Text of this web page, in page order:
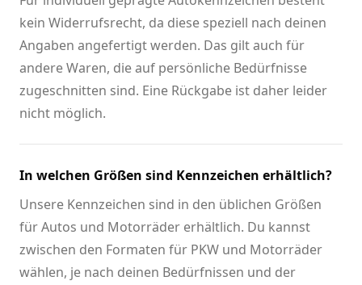
kein Widerrufsrecht, da diese speziell nach deinen
Angaben angefertigt werden. Das gilt auch für
andere Waren, die auf persönliche Bedürfnisse
zugeschnitten sind. Eine Rückgabe ist daher leider
nicht möglich.
In welchen Größen sind Kennzeichen erhältlich?
Unsere Kennzeichen sind in den üblichen Größen
für Autos und Motorräder erhältlich. Du kannst
zwischen den Formaten für PKW und Motorräder
wählen, je nach deinen Bedürfnissen und der